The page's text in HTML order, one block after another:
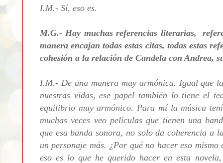
I.M.- Sí, eso es.
M.G.- Hay muchas referencias literarias,
manera encajan todas estas citas, todas estas
cohesión a la relación de Candela con Andrea,
I.M.- De una manera muy armónica. Igual que
nuestras vidas, ese papel también lo tiene el
equilibrio muy armónico. Para mí la música
muchas veces veo películas que tienen una
que esa banda sonora, no solo da coherencia a
un personaje más. ¿Por qué no hacer eso
eso es lo que he querido hacer en esta